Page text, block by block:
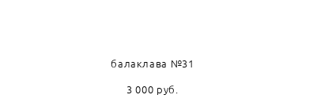
балаклава №31
3 000 pуб.